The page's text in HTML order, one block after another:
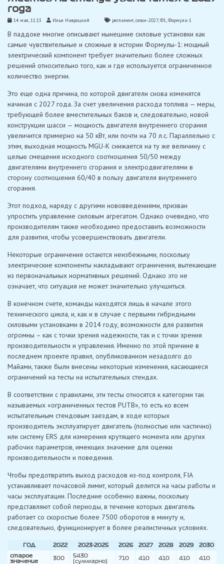
года
14 мая, 11:13 Илья Навроцкий регламент, сезон-2027, Ф1 Формула-1
В паддоке многие описывают нынешние силовые установки как
самые чувствительные и сложные в истории Формулы-1: мощный
электрический компонент требует значительно более сложных
решений относительно того, как и где используется ограниченное
количество энергии.
Это еще одна причина, по которой двигатели снова изменятся
начиная с 2027 года. За счет увеличения расхода топлива — меры,
требующей более вместительных баков и, следовательно, новой
конструкции шасси — мощность двигателя внутреннего сгорания
увеличится примерно на 50 кВт, или почти на 70 л.с. Параллельно с
этим, выходная мощность MGU-K снижается на ту же величину с
целью смещения исходного соотношения 50/50 между
двигателями внутреннего сгорания и электродвигателями в
сторону соотношения 60/40 в пользу двигателя внутреннего
сгорания.
Этот подход, наряду с другими нововведениями, призван
упростить управление силовым агрегатом. Однако очевидно, что
производителям также необходимо предоставить возможности
для развития, чтобы усовершенствовать двигатели.
Некоторые ограничения остаются неизбежными, поскольку
электрические компоненты накладывают ограничения, вытекающие
из первоначальных нормативных решений. Однако это не
означает, что ситуация не может значительно улучшиться.
В конечном счете, команды находятся лишь в начале этого
технического цикла, и, как и в случае с первыми гибридными
силовыми установками в 2014 году, возможности для развития
огромны – как с точки зрения надежности, так и с точки зрения
производительности и управления. Именно по этой причине в
последнем проекте правил, опубликованном незадолго до
Майами, также были внесены некоторые изменения, касающиеся
ограничений на тесты на испытательных стендах.
В соответствии с правилами, эти тесты относятся к категории так
называемых «ограниченных тестов PUTB», то есть ко всем
испытательным стендовым заездам, в ходе которых
производитель эксплуатирует двигатель (полностью или частично)
или систему ERS для измерения крутящего момента или других
рабочих параметров, имеющих значение для оценки
производительности и поведения.
Чтобы предотвратить выход расходов из-под контроля, FIA
устанавливает почасовой лимит, который делится на часы работы и
часы эксплуатации. Последние особенно важны, поскольку
представляют собой периоды, в течение которых двигатель
работает со скоростью более 7500 оборотов в минуту и,
следовательно, функционирует в более реалистичных условиях.
ГОД 2022 2023-2025 2026 2027 2028 2029 2030
старое
значение
300
5430
(суммарно)
710 410 410 410 410